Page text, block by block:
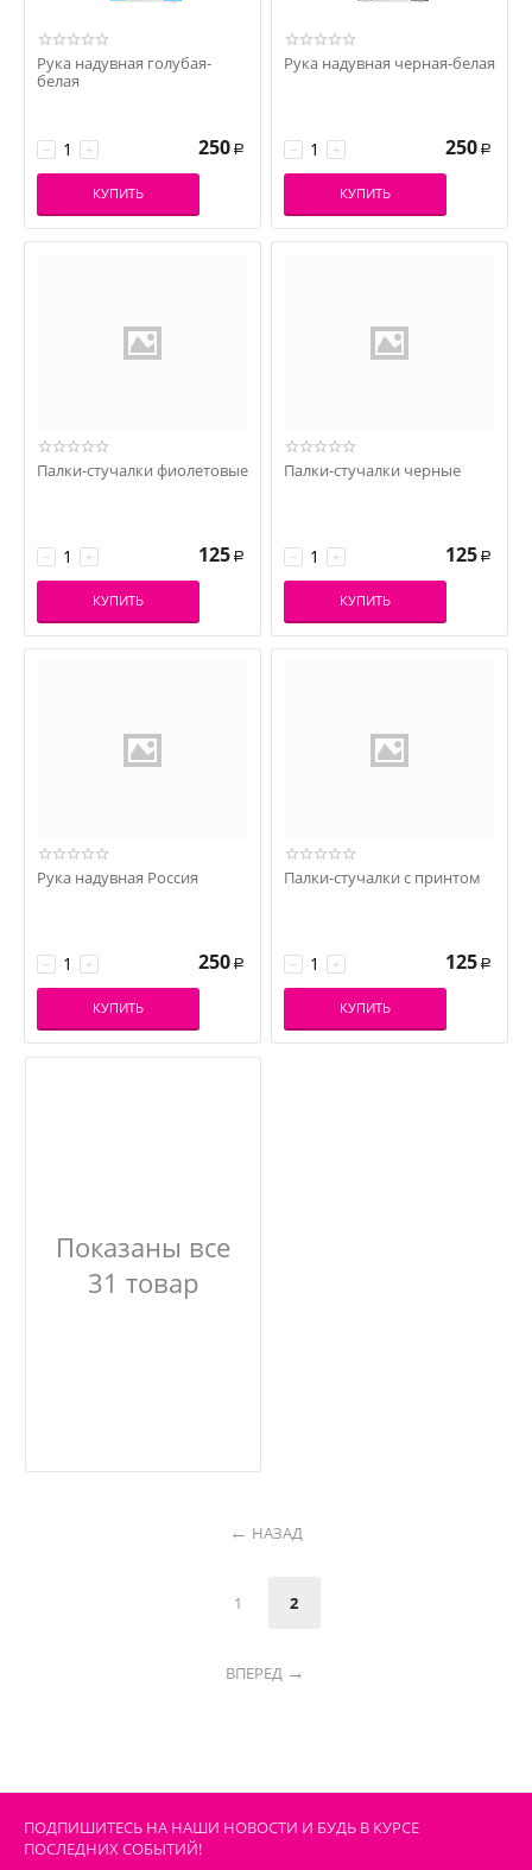
Рука надувная голубая-
белая
+
− 250 Р
КУПИТЬ
Рука надувная черная-белая
+
− 250 Р
КУПИТЬ
Палки-стучалки фиолетовые
+
− 125 Р
КУПИТЬ
Палки-стучалки черные
+
− 125 Р
КУПИТЬ
Рука надувная Россия
+
− 250 Р
КУПИТЬ
Палки-стучалки с принтом
+
− 125 Р
КУПИТЬ
Показаны все
31 товар
НАЗАД
1 2
ВПЕРЕД
ПОДПИШИТЕСЬ НА НАШИ НОВОСТИ И БУДЬ В КУРСЕ
ПОСЛЕДНИХ СОБЫТИЙ!